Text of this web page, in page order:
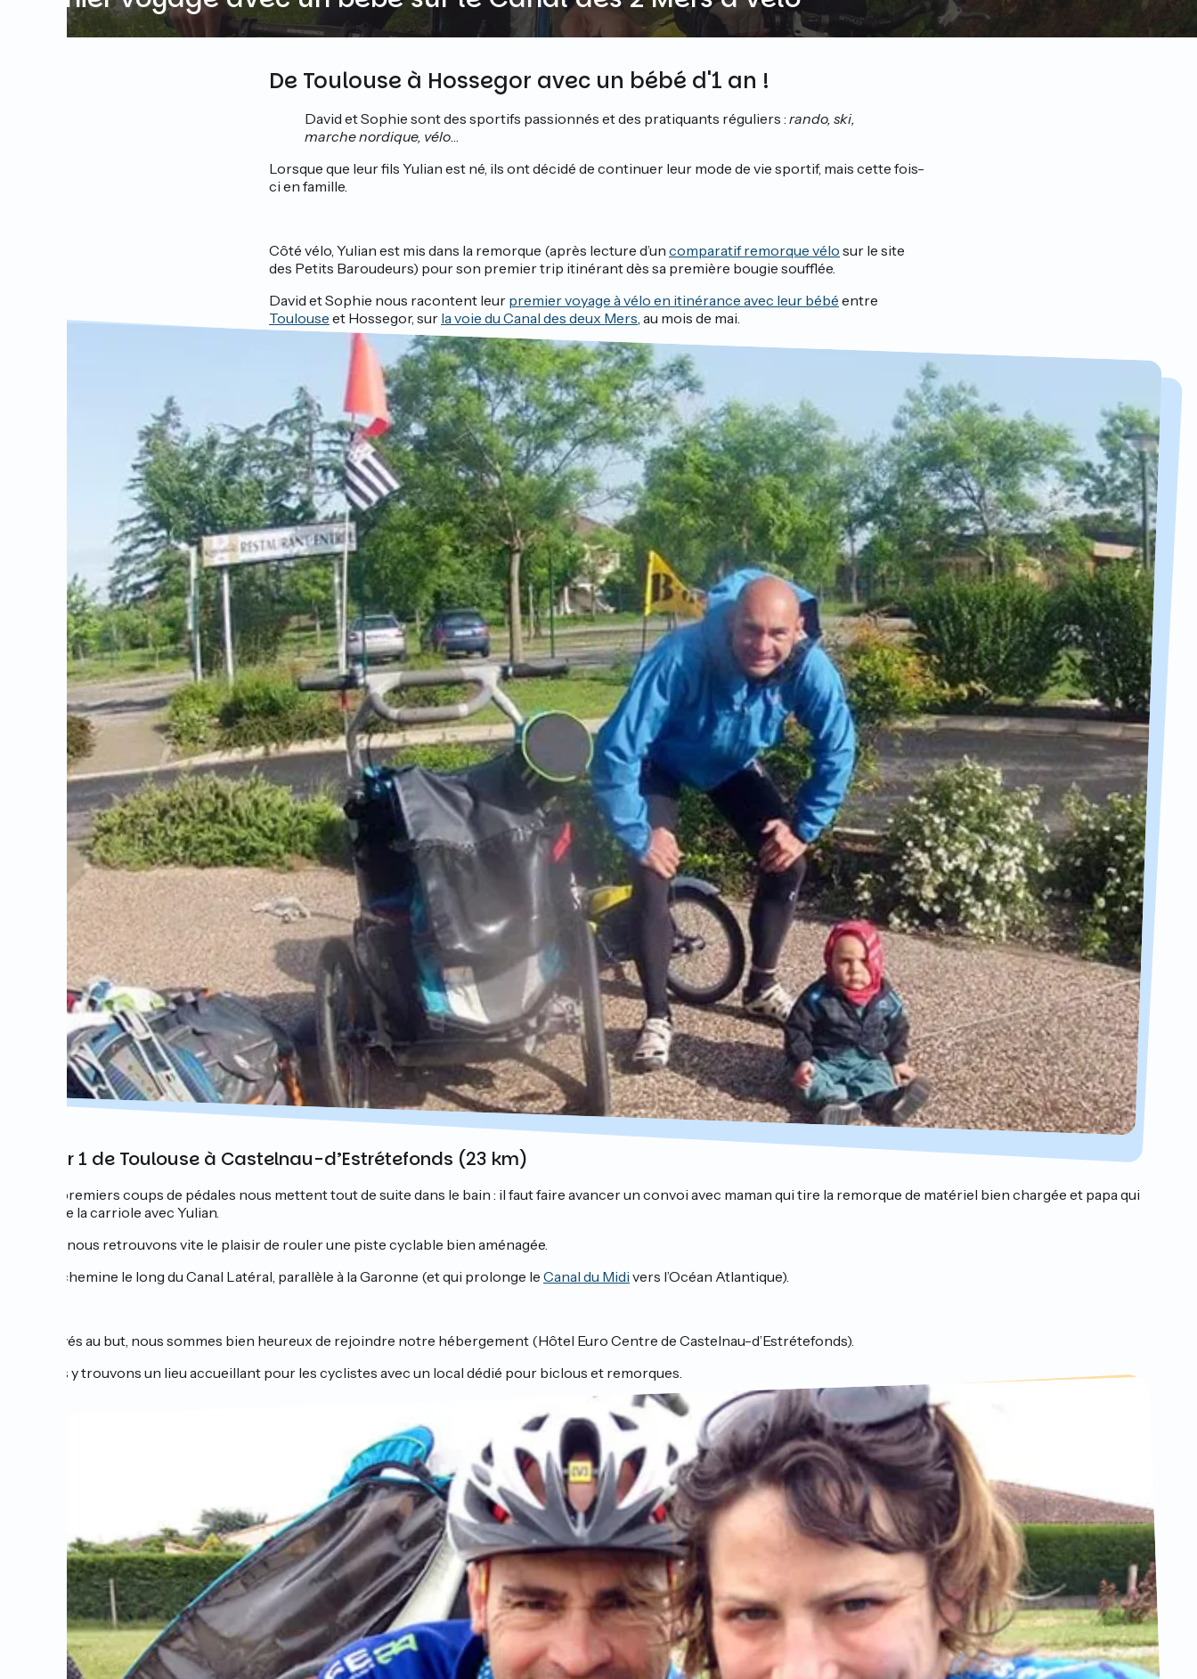
De Toulouse à Hossegor avec un bébé d'1 an !
David et Sophie sont des sportifs passionnés et des pratiquants réguliers : rando, ski,
marche nordique, vélo…
Lorsque que leur fils Yulian est né, ils ont décidé de continuer leur mode de vie sportif, mais cette fois-
ci en famille.
Côté vélo, Yulian est mis dans la remorque (après lecture d’un comparatif remorque vélo sur le site
des Petits Baroudeurs) pour son premier trip itinérant dès sa première bougie soufflée.
David et Sophie nous racontent leur premier voyage à vélo en itinérance avec leur bébé entre
Toulouse et Hossegor, sur la voie du Canal des deux Mers, au mois de mai.
Jour 1 de Toulouse à Castelnau-d’Estrétefonds (23 km)
Les premiers coups de pédales nous mettent tout de suite dans le bain : il faut faire avancer un convoi avec maman qui tire la remorque de matériel bien chargée et papa qui
tracte la carriole avec Yulian.
Mais nous retrouvons vite le plaisir de rouler une piste cyclable bien aménagée.
Elle chemine le long du Canal Latéral, parallèle à la Garonne (et qui prolonge le Canal du Midi vers l’Océan Atlantique).
Arrivés au but, nous sommes bien heureux de rejoindre notre hébergement (Hôtel Euro Centre de Castelnau-d’Estrétefonds).
Nous y trouvons un lieu accueillant pour les cyclistes avec un local dédié pour biclous et remorques.